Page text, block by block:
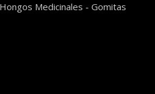
Medicinales - Gomitas